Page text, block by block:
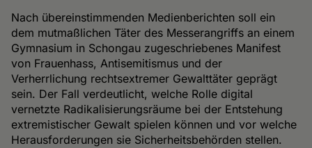
Nach übereinstimmenden Medienberichten soll ein
dem mutmaßlichen Täter des Messerangriffs an einem
Gymnasium in Schongau zugeschriebenes Manifest
von Frauenhass, Antisemitismus und der
Verherrlichung rechtsextremer Gewalttäter geprägt
sein. Der Fall verdeutlicht, welche Rolle digital
vernetzte Radikalisierungsräume bei der Entstehung
extremistischer Gewalt spielen können und vor welche
Herausforderungen sie Sicherheitsbehörden stellen.